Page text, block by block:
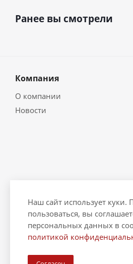
Ранее вы смотрели
Компания
О компании
Новости
2026 © "Рыбак и Рыбачок" -
Наш сайт использует куки.
пользоваться, вы
персональных данных в
политикой